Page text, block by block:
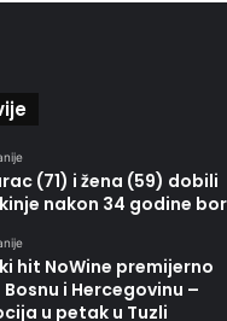
(71) i žena (59) dobili
nakon 34 godine
hit NoWine premijerno
Bosnu i Hercegovinu –
u petak u Tuzli